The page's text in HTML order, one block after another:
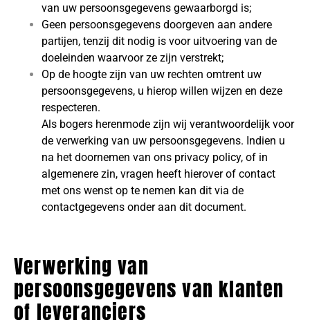
van uw persoonsgegevens gewaarborgd is;
Geen persoonsgegevens doorgeven aan andere
partijen, tenzij dit nodig is voor uitvoering van de
doeleinden waarvoor ze zijn verstrekt;
Op de hoogte zijn van uw rechten omtrent uw
persoonsgegevens, u hierop willen wijzen en deze
respecteren.
Als bogers herenmode zijn wij verantwoordelijk voor
de verwerking van uw persoonsgegevens. Indien u
na het doornemen van ons privacy policy, of in
algemenere zin, vragen heeft hierover of contact
met ons wenst op te nemen kan dit via de
contactgegevens onder aan dit document.
Verwerking van
persoonsgegevens van klanten
of leveranciers